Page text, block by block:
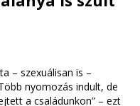
– szexuálisan is –
nyomozás indult, de
a családunkon” – ezt